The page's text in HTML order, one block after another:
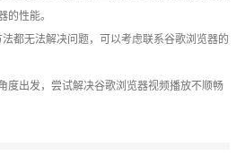
的性能。
都无法解决问题，可以考虑联系谷歌浏览器的
度出发，尝试解决谷歌浏览器视频播放不顺畅